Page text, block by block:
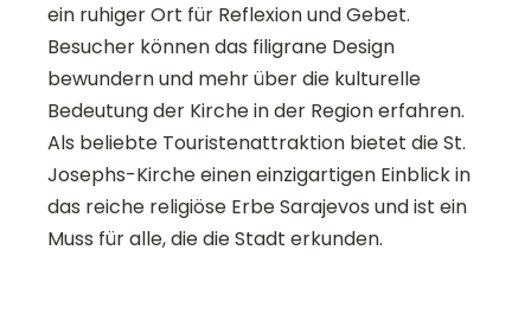
ein ruhiger Ort für Reflexion und Gebet.
Besucher können das filigrane Design
bewundern und mehr über die kulturelle
Bedeutung der Kirche in der Region erfahren.
Als beliebte Touristenattraktion bietet die St.
Josephs-Kirche einen einzigartigen Einblick in
das reiche religiöse Erbe Sarajevos und ist ein
Muss für alle, die die Stadt erkunden.